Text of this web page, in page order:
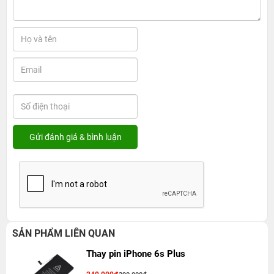
SẢN PHẨM LIÊN QUAN
Thay pin iPhone 6s Plus